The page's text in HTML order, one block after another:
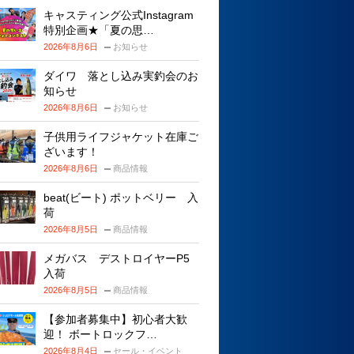
キャスティング公式Instagram
特別企画★「夏の思…
2026年8月6日 お知らせ
ダイワ 落とし込み実釣会のお
知らせ
2026年8月6日 お知らせ
子供用ライフジャケット在庫ご
ざいます！
2026年8月6日 商品情報
beat(ビート) ポットベリー 入
荷
2026年8月5日 商品情報
メガバス デストロイヤーP5
入荷
2026年8月5日 商品情報
【参加者募集中】初心者大歓
迎！ ボートロックフ…
2026年8月4日 セール・イベント